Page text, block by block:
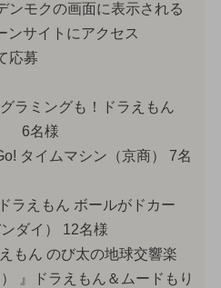
ンモクの画面に表示される
ンサイトにアクセス
応募
ラミングも！ドラえもん
） 6名様
タイムマシン（京商） 7名
ラえもん ボールがドカー
ダイ） 12名様
もん のび太の地球交響楽
』ドラえもん＆ムードもり